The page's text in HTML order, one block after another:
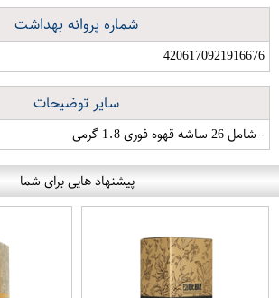
شماره پروانه بهداشت
4206170921916676
سایر توضیحات
- شامل 26 ساشه قهوه فوری 1.8 گرمی
پیشنهاد هایی برای شما